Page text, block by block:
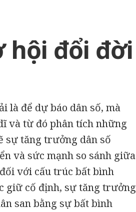
hội đổi đời
là để dự báo dân số, mà
và từ đó phân tích những
sự tăng trưởng dân số
và sức mạnh so sánh giữa
với cấu trúc bất bình
giữ cố định, sự tăng trưởng
san bằng sự bất bình